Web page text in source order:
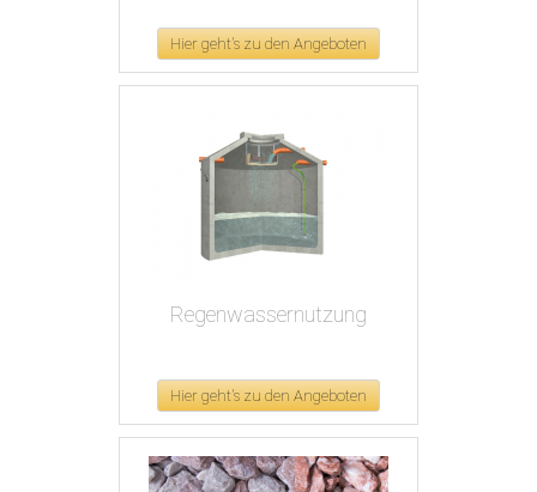
Hier geht's zu den Angeboten
Regenwassernutzung
Hier geht's zu den Angeboten